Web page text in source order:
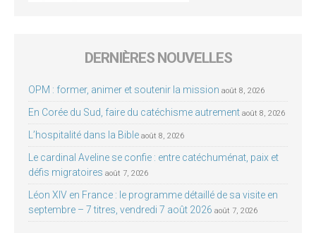
DERNIÈRES NOUVELLES
OPM : former, animer et soutenir la mission août 8, 2026
En Corée du Sud, faire du catéchisme autrement août 8, 2026
L’hospitalité dans la Bible août 8, 2026
Le cardinal Aveline se confie : entre catéchuménat, paix et
défis migratoires août 7, 2026
Léon XIV en France : le programme détaillé de sa visite en
septembre – 7 titres, vendredi 7 août 2026 août 7, 2026